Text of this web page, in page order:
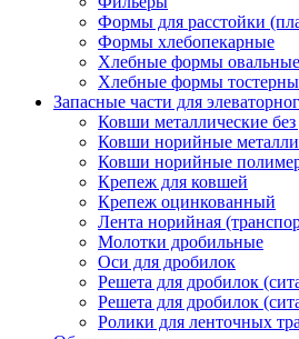
Формы для расстойки
Формы хлебопекарные
Хлебные формы овальные
Хлебные формы
Запасные части для
Ковши металлические
Ковши норийные
Ковши норийные
Крепеж для ковшей
Крепеж оцинкованный
Лента норийная
Молотки дробильные
Оси для дробилок
Решета для дробилок
Решета для дробилок
Ролики для ленточных